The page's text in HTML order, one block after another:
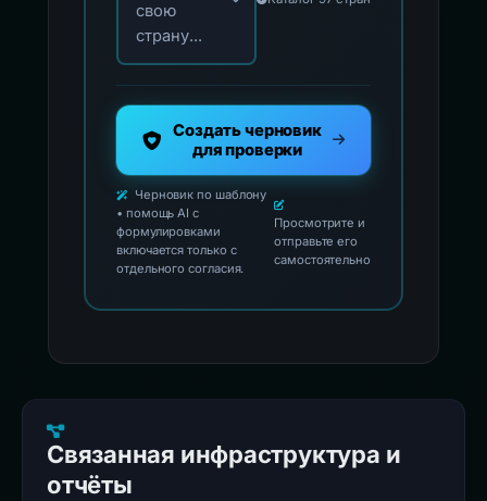
свою
страну...
Создать черновик
для проверки
Черновик по шаблону
• помощь AI с
формулировками
включается только с
отдельного согласия.
Просмотрите и
отправьте его
самостоятельно
Связанная инфраструктура и
отчёты